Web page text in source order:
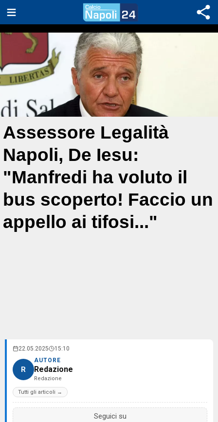
Assessore Legalità
Napoli, De Iesu:
"Manfredi ha voluto il
bus scoperto! Faccio un
appello ai tifosi..."
22.05.2025 15:10
R
AUTORE
Redazione
Redazione
Tutti gli articoli →
Seguici su